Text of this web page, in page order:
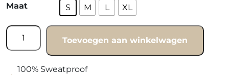
Maat S M L XL
Vest
Shadow
aantal
Toevoegen aan winkelwagen
100% Sweatproof